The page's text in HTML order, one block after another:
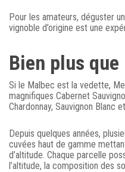
Pour les amateurs, déguster
vignoble d’origine est une
Bien plus
Si le Malbec est la vedette,
magnifiques Cabernet
Chardonnay, Sauvignon Blanc
Depuis quelques années,
cuvées haut de gamme
d’altitude. Chaque parcelle
l’altitude, la composition des